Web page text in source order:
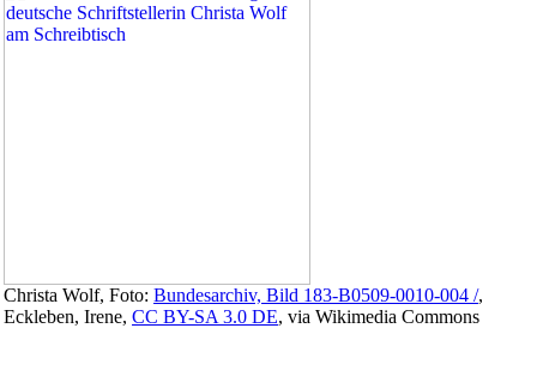
Christa Wolf, Foto: Bundesarchiv, Bild 183-B0509-0010-004 /,
Eckleben, Irene, CC BY-SA 3.0 DE, via Wikimedia Commons